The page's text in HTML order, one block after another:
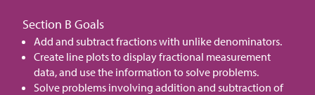
Section B Goals
Add and subtract fractions with unlike denominators.
Create line plots to display fractional measurement
data, and use the information to solve problems.
Solve problems involving addition and subtraction of